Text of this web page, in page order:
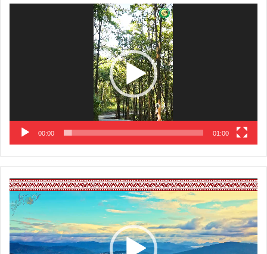
00:00 01:00
Video
Player